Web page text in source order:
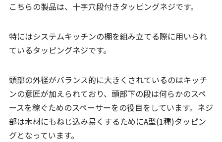
こちらの製品は、 十字穴段付きタッピングネジです。
特にはシステムキッチンの棚を組み立てる際に用いられ
ているタッピングネジです。
頭部の外径がバランス的に大きくされているのはキッチ
ンの意匠が加えられており、頭部下の段は何らかのスペ
ースを稼ぐためのスペーサーをの役目をしています。ネジ
部は木材にもねじ込み易くするためにA型(1種)タッピン
グとなっています。